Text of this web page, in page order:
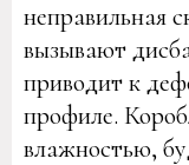
неправильная
вызывают
приводит к
профиле.
влажностью,